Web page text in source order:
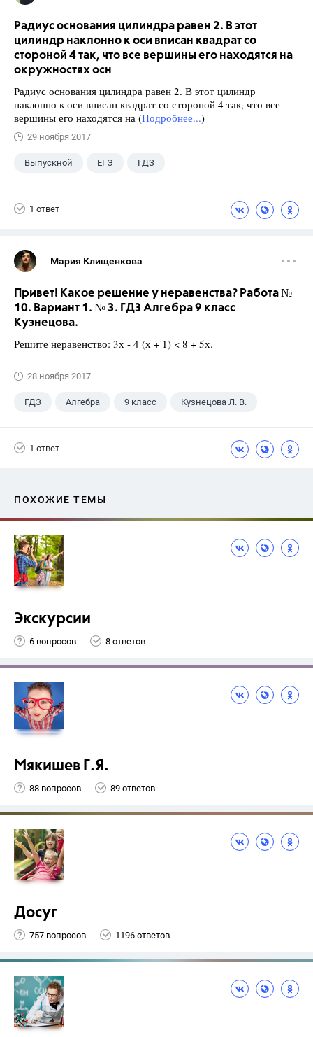
Радиус основания цилиндра равен 2. В этот
цилиндр наклонно к оси вписан квадрат со
стороной 4 так, что все вершины его находятся на
окружностях осн
Радиус основания цилиндра равен 2. В этот цилиндр
наклонно к оси вписан квадрат со стороной 4 так, что все
вершины его находятся на (Подробнее...)
29 ноября 2017
Выпускной ЕГЭ ГДЗ
1 ответ
Мария Клищенкова
Привет! Какое решение у неравенства? Работа №
10. Вариант 1. № 3. ГДЗ Алгебра 9 класс
Кузнецова.
Решите неравенство: 3х - 4 (х + 1) < 8 + 5х.
28 ноября 2017
ГДЗ Алгебра 9 класс Кузнецова Л. В.
1 ответ
ПОХОЖИЕ ТЕМЫ
Экскурсии
6 вопросов 8 ответов
Мякишев Г.Я.
88 вопросов 89 ответов
Досуг
757 вопросов 1196 ответов